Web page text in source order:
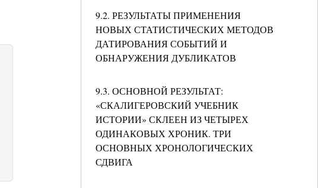
9.2. РЕЗУЛЬТАТЫ ПРИМЕНЕНИЯ
НОВЫХ СТАТИСТИЧЕСКИХ МЕТОДОВ
ДАТИРОВАНИЯ СОБЫТИЙ И
ОБНАРУЖЕНИЯ ДУБЛИКАТОВ
9.3. ОСНОВНОЙ РЕЗУЛЬТАТ:
«СКАЛИГЕРОВСКИЙ УЧЕБНИК
ИСТОРИИ» СКЛЕЕН ИЗ ЧЕТЫРЕХ
ОДИНАКОВЫХ ХРОНИК. ТРИ
ОСНОВНЫХ ХРОНОЛОГИЧЕСКИХ
СДВИГА